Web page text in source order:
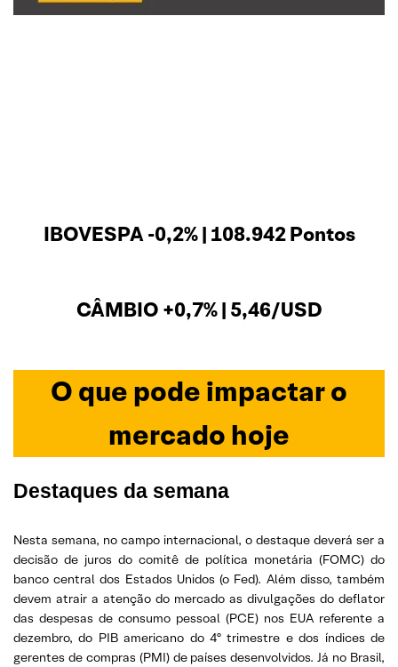
IBOVESPA -0,2% | 108.942 Pontos
CÂMBIO +0,7% | 5,46/USD
O que pode impactar o
mercado hoje
Destaques da semana
Nesta semana, no campo internacional, o destaque deverá ser a
decisão de juros do comitê de política monetária (FOMC) do
banco central dos Estados Unidos (o Fed). Além disso, também
devem atrair a atenção do mercado as divulgações do deflator
das despesas de consumo pessoal (PCE) nos EUA referente a
dezembro, do PIB americano do 4º trimestre e dos índices de
gerentes de compras (PMI) de países desenvolvidos. Já no Brasil,